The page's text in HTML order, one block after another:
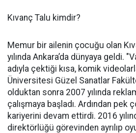
Kıvanç Talu kimdir?
Memur bir ailenin çocuğu olan
yılında Ankara’da dünyaya geldi.
adıyla çektiği kısa, komik
Üniversitesi Güzel Sanatlar
olduktan sonra 2007 yılında
çalışmaya başladı. Ardından pek
kariyerini devam ettirdi. 2016
direktörlüğü görevinden ayrılıp